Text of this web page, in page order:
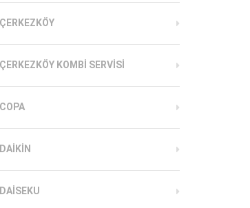
ÇERKEZKÖY
ÇERKEZKÖY KOMBI SERVISI
COPA
DAIKIN
DAISEKU